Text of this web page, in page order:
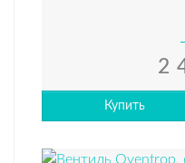
2
Купить